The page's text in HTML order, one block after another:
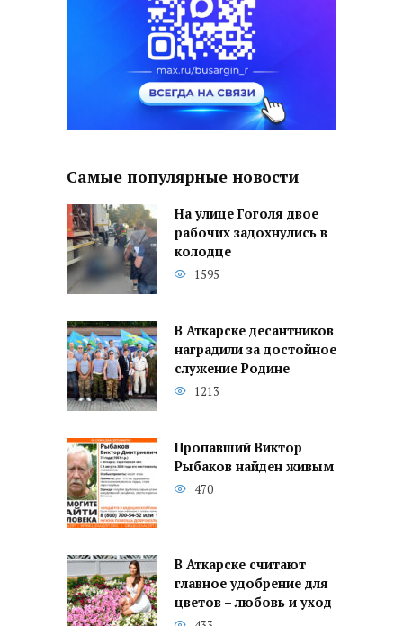
Самые популярные новости
На улице Гоголя двое
рабочих задохнулись в
колодце
1595
В Аткарске десантников
наградили за достойное
служение Родине
1213
Пропавший Виктор
Рыбаков найден живым
470
В Аткарске считают
главное удобрение для
цветов – любовь и уход